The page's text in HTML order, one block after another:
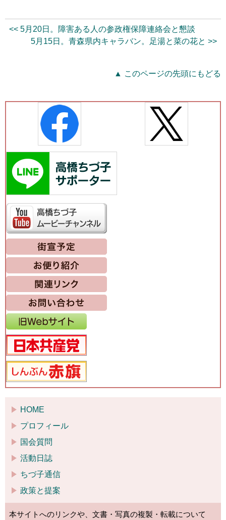
<< 5月20日。障害ある人の参政権保障連絡会と懇談
5月15日。青森県内キャラバン。足湯と菜の花と >>
▲ このページの先頭にもどる
HOME
プロフィール
国会質問
活動日誌
ちづ子通信
政策と提案
本サイトへのリンクや、文書・写真の複製・転載について